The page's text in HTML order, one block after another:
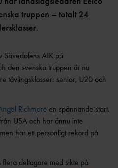
&
truppen – totalt 24
Sävedalens AIK på
den svenska truppen är nu
tävlingsklasser: senior, U20 och
Richmore en spännande start.
USA och har ännu inte
har ett personligt rekord på
deltagare med sikte på